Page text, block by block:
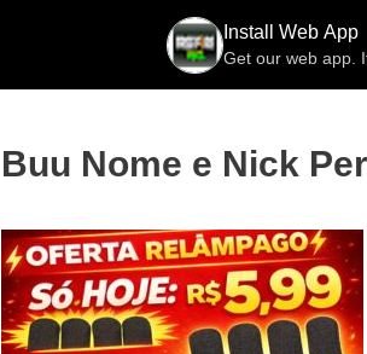
Buu Nome e Nick